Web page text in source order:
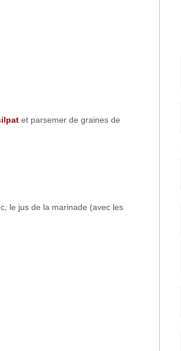
et parsemer de graines de
le jus de la marinade (avec les